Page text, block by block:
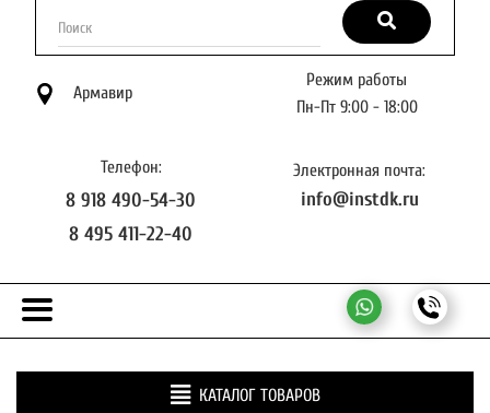
Поиск
Армавир
Режим работы
Пн-Пт 9:00 - 18:00
Телефон:
8 918 490-54-30
8 495 411-22-40
Электронная почта:
info@instdk.ru
КАТАЛОГ ТОВАРОВ